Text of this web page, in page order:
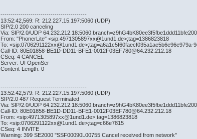
-------------------------------------------
13:52:42,569: R: 212.227.15.197:5060 (UDP)
SIP/2.0 200 canceling
Via: SIP/2.0/UDP
From: "PhonerLite" <sip:4971305897xx@1und1.de>;tag=1386823818
To: <sip:0706291122xx@1und1.de>;tag=a6a1c5f60faecf035a1ae5b6e96e979a-
Call-ID: 80E01858-BE1D-DD11-BFE1-0012F03EF780@64.232.212.18
CSeq: 4 CANCEL
Server: UI OpenSer
Content-Length: 0
-------------------------------------------
13:52:42,579: R: 212.227.15.197:5060 (UDP)
SIP/2.0 487 Request Terminated
Via: SIP/2.0/UDP
Call-ID: 80E01858-BE1D-DD11-BFE1-0012F03EF780@64.232.212.18
From: <sip:4971305897xx@1und1.de>;tag=1386823818
To: <sip:0706291122xx@1und1.de>;tag=c66e7815
CSeq: 4 INVITE
Warning: 399 SE2000 "SSF00090L00755 Cancel received from network"